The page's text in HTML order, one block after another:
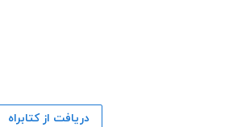
دریافت از کتابراه